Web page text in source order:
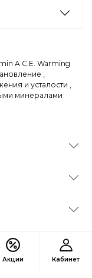
Акции Кабинет
A.C.E. Warming
,
и усталости ,
минералами